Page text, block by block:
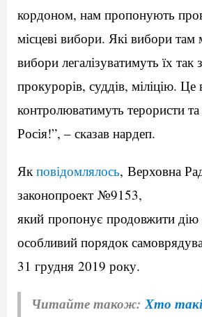
кордоном, нам пропонують
місцеві вибори. Які вибори там
вибори легалізуватимуть їх так
прокурорів, суддів, міліцію. Це
контролюватимуть терористи та
Росія!”, – сказав нардеп.
Якповідомлялось, Верховна
законопроект №9153,
який пропонує продовжити дію
особливий порядок
31 грудня 2019 року.
Читайте також:Хто